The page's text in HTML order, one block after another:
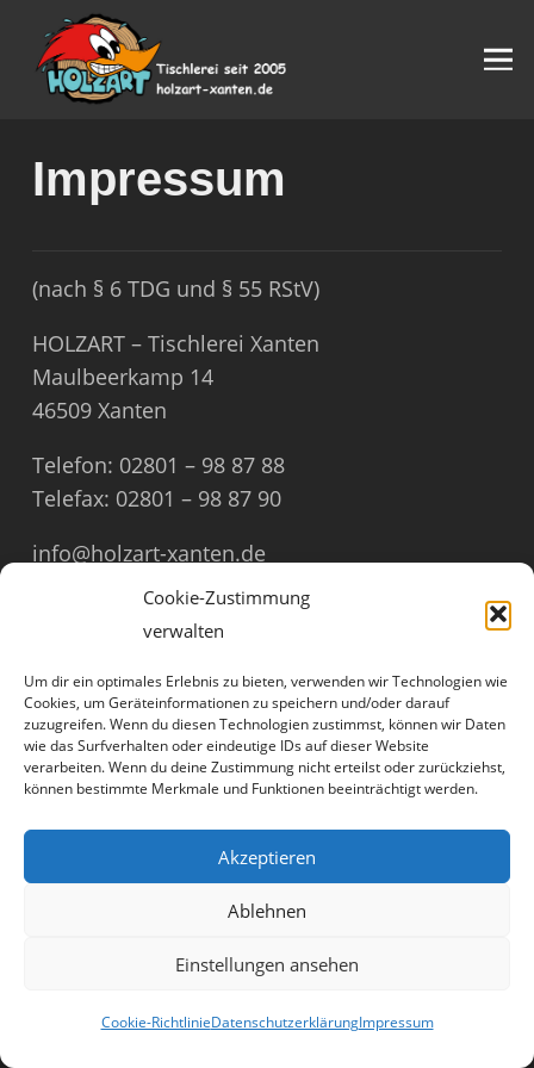
Cookie-Zustimmung
verwalten
Um dir ein optimales Erlebnis zu bieten, verwenden wir Technologien wie
Cookies, um Geräteinformationen zu speichern und/oder darauf
zuzugreifen. Wenn du diesen Technologien zustimmst, können wir Daten
wie das Surfverhalten oder eindeutige IDs auf dieser Website
verarbeiten. Wenn du deine Zustimmung nicht erteilst oder zurückziehst,
können bestimmte Merkmale und Funktionen beeinträchtigt werden.
Akzeptieren
Ablehnen
Einstellungen ansehen
Cookie-RichtlinieDatenschutzerklärungImpressum
Impressum
(nach § 6 TDG und § 55 RStV)
HOLZART – Tischlerei Xanten
Maulbeerkamp 14
46509 Xanten
Telefon: 02801 – 98 87 88
Telefax: 02801 – 98 87 90
info@holzart-xanten.de
Inhaber: André Rennings, Tischlermeister
Einzelunternehmen
Umsatzsteuer-Identifikationsnr: DE 239374611
Handwerkskammer Düsseldorf
Handwerksordnung BGB Blatt 1, Seite 3074
(vom 24.09.1998)
Richtlinie (EU)
Um unsere Webseite für Sie optimal zu gestalten und
Durch die weitere Nutzung der Webseite stimmen Sie der
Cookies erhalten Sie in unserer Datenschutzerklärung.